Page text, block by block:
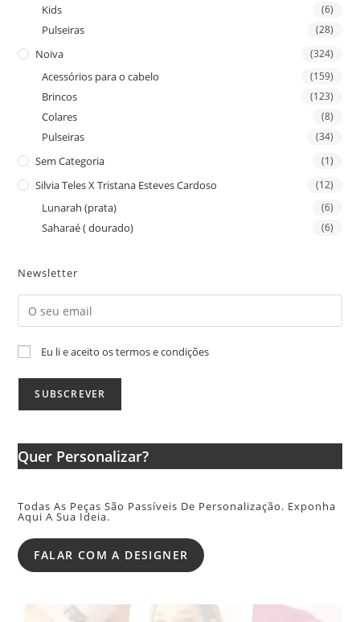
Kids (6)
Pulseiras (28)
Noiva (324)
Acessórios para o cabelo (159)
Brincos (123)
Colares (8)
Pulseiras (34)
Sem Categoria (1)
Silvia Teles X Tristana Esteves Cardoso (12)
Lunarah (prata) (6)
Saharaé ( dourado) (6)
Newsletter
Eu li e aceito os termos e condições
Quer Personalizar?
Todas As Peças São Passíveis De Personalização. Exponha
Aqui A Sua Ideia.
FALAR COM A DESIGNER